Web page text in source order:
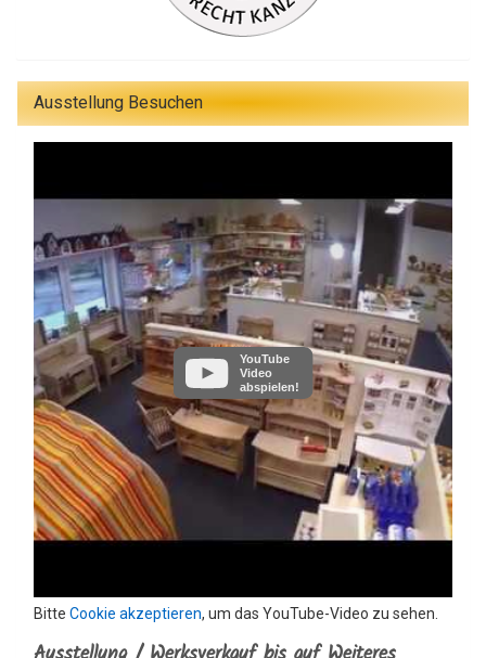
Ausstellung Besuchen
YouTube
Video
abspielen!
Bitte Cookie akzeptieren, um das YouTube-Video zu sehen.